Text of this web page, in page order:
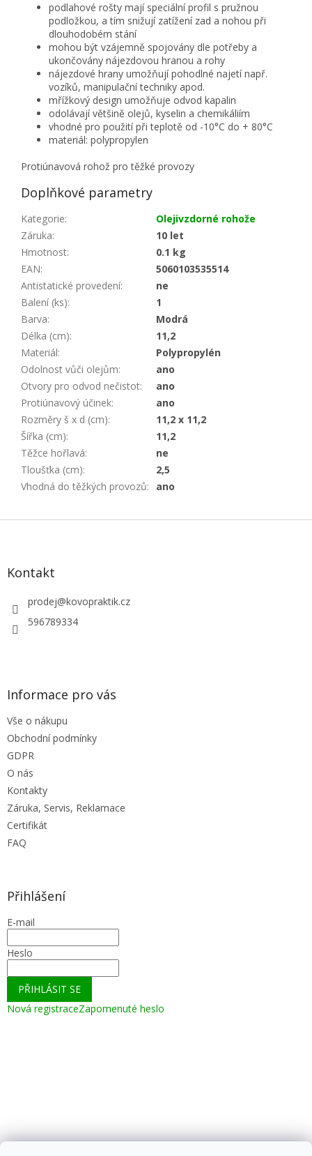
podlahové rošty mají speciální profil s pružnou
podložkou, a tím snižují zatížení zad a nohou při
dlouhodobém stání
mohou být vzájemně spojovány dle potřeby a
ukončovány nájezdovou hranou a rohy
nájezdové hrany umožňují pohodlné najetí např.
vozíků, manipulační techniky apod.
mřížkový design umožňuje odvod kapalin
odolávají většině olejů, kyselin a chemikáliím
vhodné pro použití při teplotě od -10°C do + 80°C
materiál: polypropylen
Protiúnavová rohož pro těžké provozy
Doplňkové parametry
Kategorie:
Olejivzdorné rohože
Záruka:
10 let
Hmotnost:
0.1 kg
EAN:
5060103535514
Antistatické provedení:
ne
Balení (ks):
1
Barva:
Modrá
Délka (cm):
11,2
Materiál:
Polypropylén
Odolnost vůči olejům:
ano
Otvory pro odvod nečistot:
ano
Protiúnavový účinek:
ano
Rozměry š x d (cm):
11,2 x 11,2
Šířka (cm):
11,2
Těžce hořlavá:
ne
Tloušťka (cm):
2,5
Vhodná do těžkých provozů: ano
Z
Kontakt
prodej@kovopraktik.cz
596789334
Informace pro vás
Vše o nákupu
Obchodní podmínky
GDPR
O nás
Kontakty
Záruka, Servis, Reklamace
Certifikát
FAQ
Přihlášení
E-mail
Heslo
PŘIHLÁSIT SE
Nová registraceZapomenuté heslo